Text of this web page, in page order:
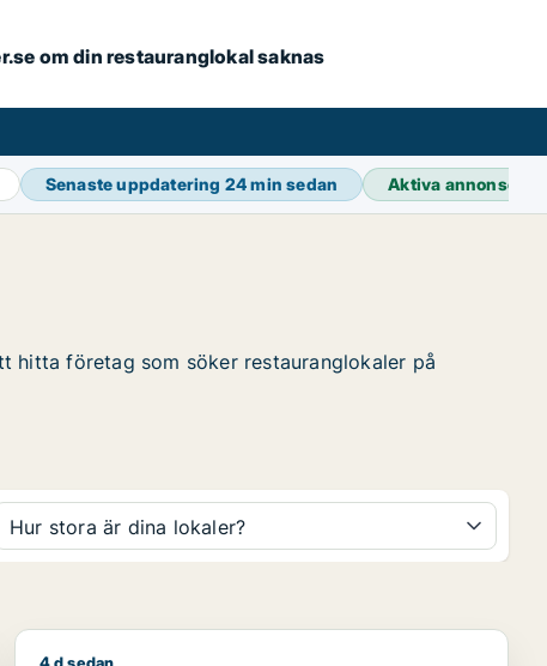
om din restauranglokal saknas
Senaste uppdatering 24 min sedan Aktiva annonser
hitta företag som söker restauranglokaler på
Hur stora är dina lokaler?